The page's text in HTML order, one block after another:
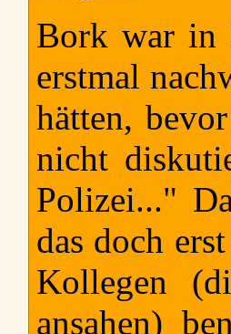
Bork war in
erstmal
hätten,
nicht
Polizei..."
das doch
Kollegen
ansahen)